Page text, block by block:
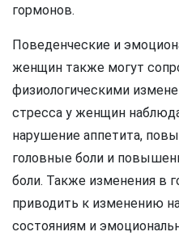
гормонов.
Поведенческие и
женщин также могут
физиологическими
стресса у женщин
нарушение аппетита,
головные боли и
боли. Также изменения в
приводить к изменению
состояниям и